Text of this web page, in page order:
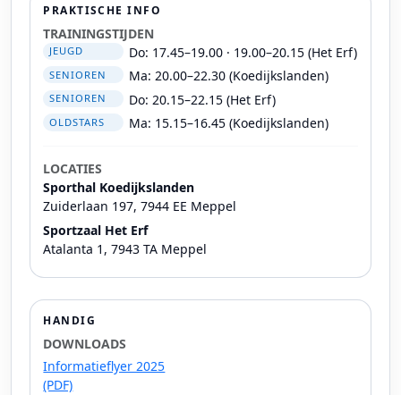
PRAKTISCHE INFO
TRAININGSTIJDEN
JEUGD Do: 17.45–19.00 · 19.00–20.15 (Het Erf)
SENIOREN Ma: 20.00–22.30 (Koedijkslanden)
SENIOREN Do: 20.15–22.15 (Het Erf)
OLDSTARS Ma: 15.15–16.45 (Koedijkslanden)
LOCATIES
Sporthal Koedijkslanden
Zuiderlaan 197, 7944 EE Meppel
Sportzaal Het Erf
Atalanta 1, 7943 TA Meppel
HANDIG
DOWNLOADS
Informatieflyer 2025
(PDF)